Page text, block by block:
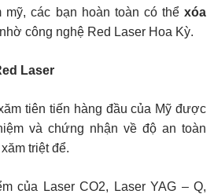
mỹ, các bạn hoàn toàn có thể xóa
nhờ công nghệ Red Laser Hoa Kỳ.
Laser
tiên tiến hàng đầu của Mỹ được
và chứng nhận về độ an toàn
triệt để.
của Laser CO2, Laser YAG – Q,